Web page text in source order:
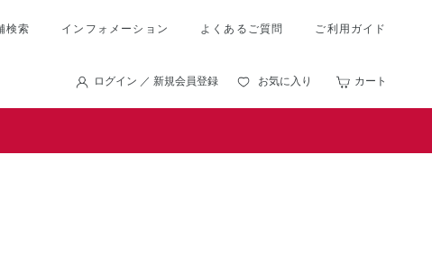
検索 インフォメーション よくあるご質問 ご利用ガイド
ログイン ／ 新規会員登録 お気に入り カート